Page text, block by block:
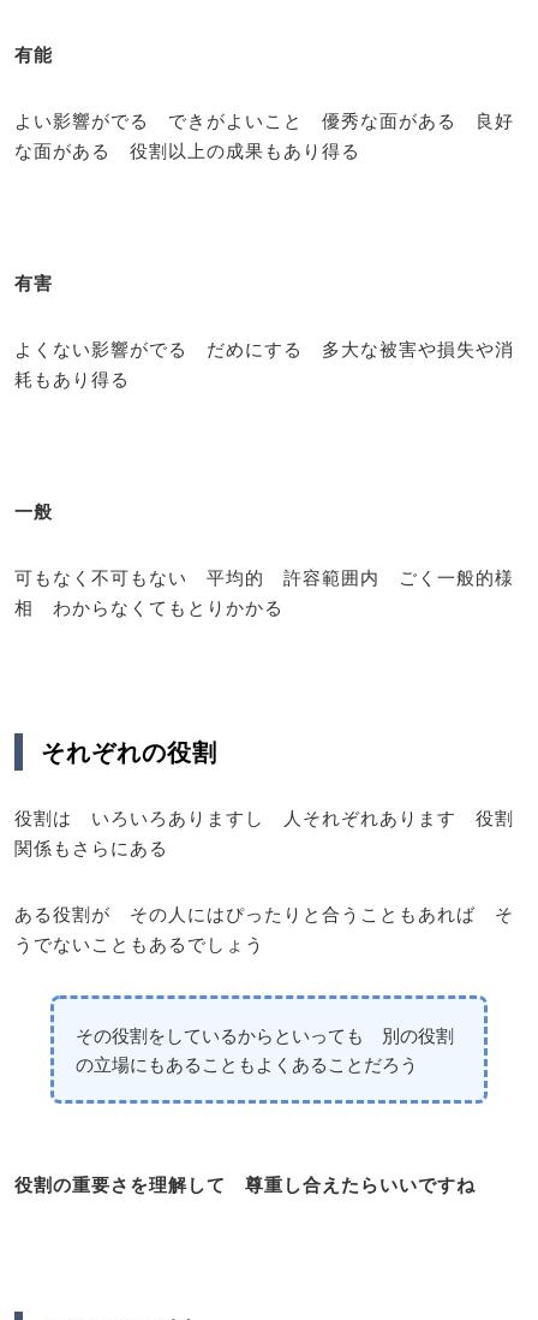
有能
よい影響がでる できがよいこと 優秀な面がある 良好
な面がある 役割以上の成果もあり得る
有害
よくない影響がでる だめにする 多大な被害や損失や消
耗もあり得る
一般
可もなく不可もない 平均的 許容範囲内 ごく一般的様
相 わからなくてもとりかかる
それぞれの役割
役割は いろいろありますし 人それぞれあります 役割
関係もさらにある
ある役割が その人にはぴったりと合うこともあれば そ
うでないこともあるでしょう
その役割をしているからといっても 別の役割
の立場にもあることもよくあることだろう
役割の重要さを理解して 尊重し合えたらいいですね